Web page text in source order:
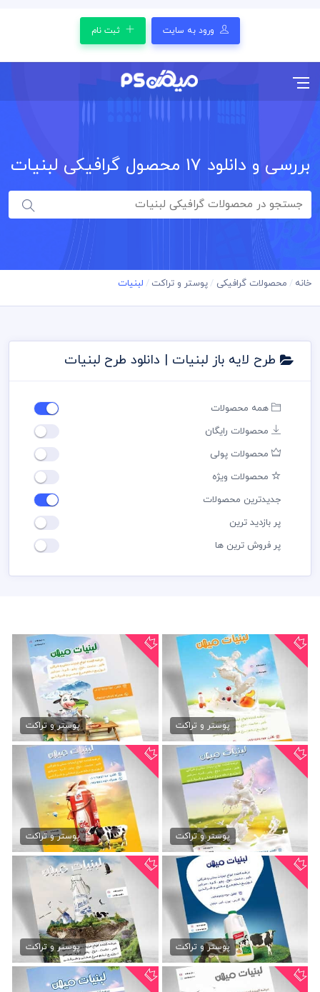
ورود به سایت ثبت نام
بررسی و دانلود 17 محصول گرافیکی لبنیات
خانه محصولات گرافیکی پوستر و تراکت لبنیات
طرح لایه باز لبنیات | دانلود طرح لبنیات
همه محصولات
محصولات رایگان
محصولات پولی
محصولات ویژه
جدیدترین محصولات
پر بازدید ترین
پر فروش ترین ها
دانلود تراکت محصولات...
79,000 تومان پوستر و تراکت
تراکت لایه باز محصولات...
79,000 تومان پوستر و تراکت
دانلود psd تراکت سوپر...
79,000 تومان پوستر و تراکت
طرح psd تراکت سوپر لبنیاتی
79,000 تومان پوستر و تراکت
دانلود psd تراکت لبنیات محلی
79,000 تومان پوستر و تراکت
طرح psd تراکت لبنیات محلی
79,000 تومان پوستر و تراکت